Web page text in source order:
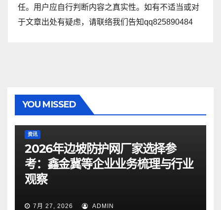
任。用户应自行判断内容之真实性。如有不适当或对
于文章出处有疑虑，请联络我们告知qq825890484
YOU MISSED
资讯
2026年边坡防护网厂家选择参
考：鑫金冀等企业业务梳理与行业
观察
7月 27, 2026 ADMIN